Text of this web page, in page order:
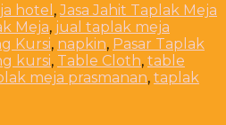
hotel ,Jasa Jahit Taplak Meja
Meja, jual taplak meja
Kursi, napkin, Pasar Taplak
kursi, Table Cloth, table
meja prasmanan, taplak